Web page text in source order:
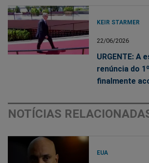
KEIR STARMER
22/06/2026
URGENTE: A
renúncia do
finalmente
NOTÍCIAS
EUA